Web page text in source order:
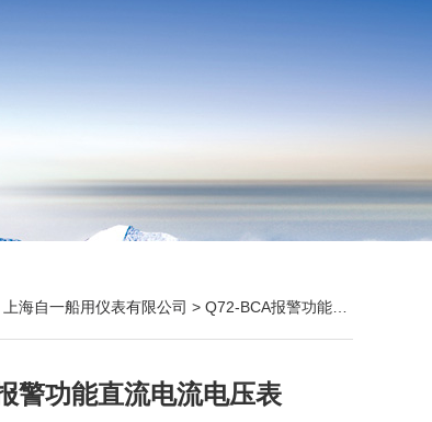
上海自一船用仪表有限公司 > Q72-BCA报警功能直流电流电压表
警功能直流电流电压表